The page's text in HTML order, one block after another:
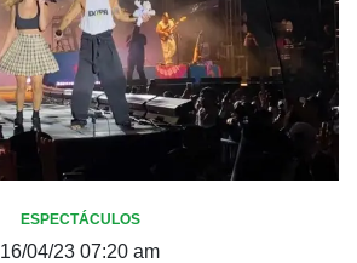
ESPECTÁCULOS
16/04/23 07:20 am